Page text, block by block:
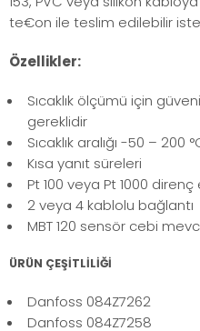
te€on ile teslim edilebilir
Özellikler:
Sıcaklık ölçümü için
gereklidir
Sıcaklık aralığı -50 – 200
Kısa yanıt süreleri
Pt 100 veya Pt 1000 direnç
2 veya 4 kablolu bağlantı
MBT 120 sensör cebi
ÜRÜN ÇEŞİTLİLİĞİ
Danfoss 084Z7262
Danfoss 084Z7258